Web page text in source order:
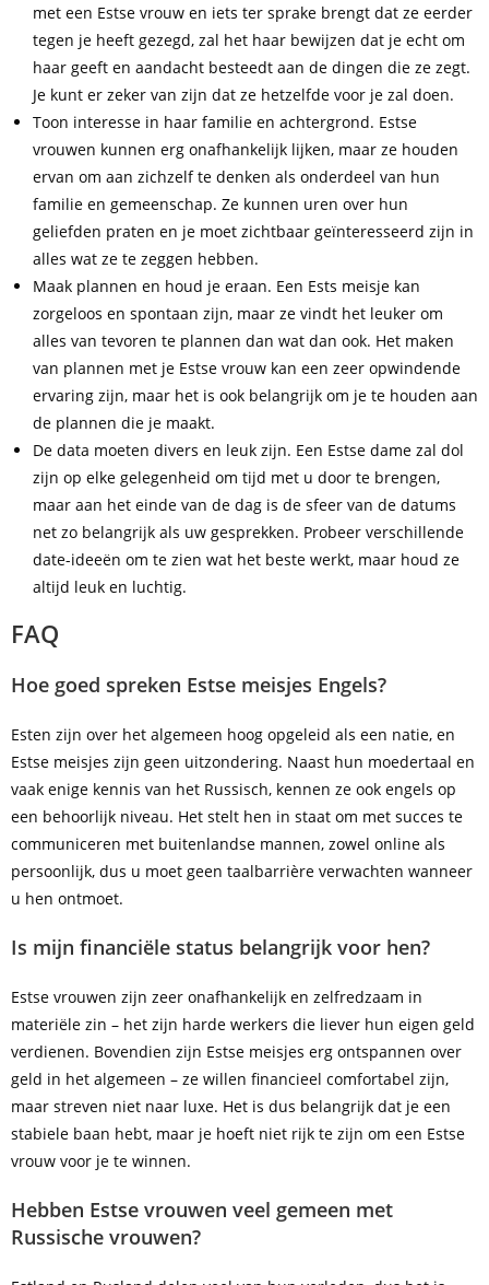
met een Estse vrouw en iets ter sprake brengt dat ze eerder
tegen je heeft gezegd, zal het haar bewijzen dat je echt om
haar geeft en aandacht besteedt aan de dingen die ze zegt.
Je kunt er zeker van zijn dat ze hetzelfde voor je zal doen.
Toon interesse in haar familie en achtergrond. Estse
vrouwen kunnen erg onafhankelijk lijken, maar ze houden
ervan om aan zichzelf te denken als onderdeel van hun
familie en gemeenschap. Ze kunnen uren over hun
geliefden praten en je moet zichtbaar geïnteresseerd zijn in
alles wat ze te zeggen hebben.
Maak plannen en houd je eraan. Een Ests meisje kan
zorgeloos en spontaan zijn, maar ze vindt het leuker om
alles van tevoren te plannen dan wat dan ook. Het maken
van plannen met je Estse vrouw kan een zeer opwindende
ervaring zijn, maar het is ook belangrijk om je te houden aan
de plannen die je maakt.
De data moeten divers en leuk zijn. Een Estse dame zal dol
zijn op elke gelegenheid om tijd met u door te brengen,
maar aan het einde van de dag is de sfeer van de datums
net zo belangrijk als uw gesprekken. Probeer verschillende
date-ideeën om te zien wat het beste werkt, maar houd ze
altijd leuk en luchtig.
FAQ
Hoe goed spreken Estse meisjes Engels?
Esten zijn over het algemeen hoog opgeleid als een natie, en
Estse meisjes zijn geen uitzondering. Naast hun moedertaal en
vaak enige kennis van het Russisch, kennen ze ook engels op
een behoorlijk niveau. Het stelt hen in staat om met succes te
communiceren met buitenlandse mannen, zowel online als
persoonlijk, dus u moet geen taalbarrière verwachten wanneer
u hen ontmoet.
Is mijn financiële status belangrijk voor hen?
Estse vrouwen zijn zeer onafhankelijk en zelfredzaam in
materiële zin – het zijn harde werkers die liever hun eigen geld
verdienen. Bovendien zijn Estse meisjes erg ontspannen over
geld in het algemeen – ze willen financieel comfortabel zijn,
maar streven niet naar luxe. Het is dus belangrijk dat je een
stabiele baan hebt, maar je hoeft niet rijk te zijn om een Estse
vrouw voor je te winnen.
Hebben Estse vrouwen veel gemeen met
Russische vrouwen?